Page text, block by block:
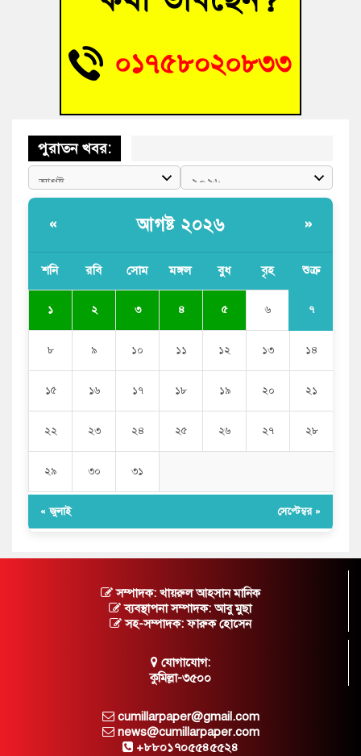
বুড়িচংয়ে অতিথি পাখির আবাসস্থল সংরক্ষণে প্রশাসনের উদ্যোগ; ৯
বুড়িচংয়ে জুলাই গণঅভ্যুত্থান দিবস উদযাপন উপলক্ষে প্রস্তুতিমূলক
পুরাতন খবর:
« আগষ্ট ২০২৬ »
শনি রবি সোম মঙ্গল বুধ বৃহ শুক্র
১ ২ ৩ ৪ ৫ ৬ ৭
৮ ৯ ১০ ১১ ১২ ১৩ ১৪
১৫ ১৬ ১৭ ১৮ ১৯ ২০ ২১
২২ ২৩ ২৪ ২৫ ২৬ ২৭ ২৮
২৯ ৩০ ৩১
« জুলাই সেপ্টেম্বর »
সম্পাদক: খায়রুল আহসান মানিক
ব্যবস্থাপনা সম্পাদক: আবু মুছা
সহ-সম্পাদক: ফারুক হোসেন
যোগাযোগ:
কুমিল্লা-৩৫০০
cumillarpaper@gmail.com
news@cumillarpaper.com
+৮৮০১৭০৫৫৪৫৫২৪